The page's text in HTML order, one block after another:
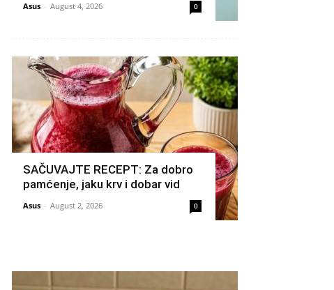
Asus - August 4, 2026 0
SAČUVAJTE RECEPT: Za dobro
pamćenje, jaku krv i dobar vid
Asus - August 2, 2026 0